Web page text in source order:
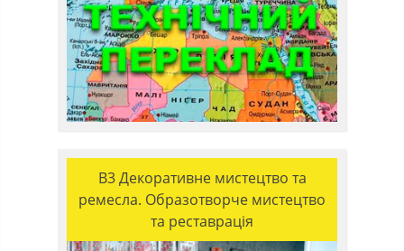
B3 Декоративне мистецтво та
ремесла. Образотворче мистецтво
та реставрація